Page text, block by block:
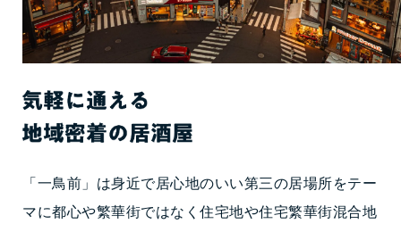
「一鳥前」は身近で居心地のいい第三の居場所をテー
マに都心や繁華街ではなく住宅地や住宅繁華街混合地